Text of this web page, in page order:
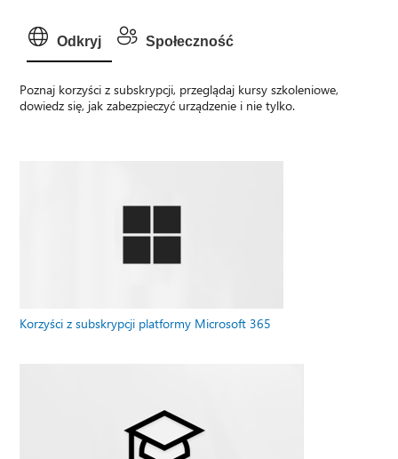
Odkryj Społeczność
Poznaj korzyści z subskrypcji, przeglądaj kursy szkoleniowe,
dowiedz się, jak zabezpieczyć urządzenie i nie tylko.
Korzyści z subskrypcji platformy Microsoft 365